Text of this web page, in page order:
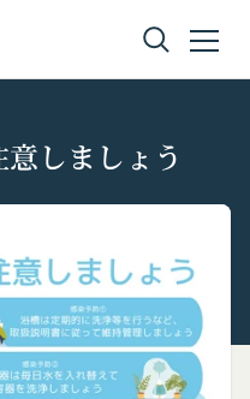
しましょう